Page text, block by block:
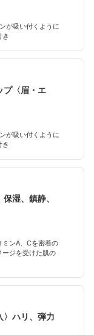
が吸い付くように
き
プ〈眉・エ
が吸い付くように
き
湿、鎮静、
ミンA、Cを密着の
ージを受けた肌の
〉ハリ、弾力